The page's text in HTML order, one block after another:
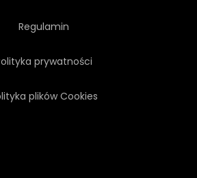
Regulamin
prywatności
plików Cookies